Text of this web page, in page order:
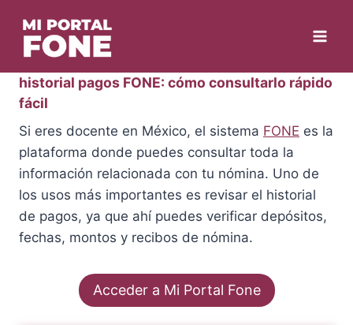
content
historial pagos FONE: cómo consultarlo rápido
fácil
Si eres docente en México, el sistema FONE es la
plataforma donde puedes consultar toda la
información relacionada con tu nómina. Uno de
los usos más importantes es revisar el historial
de pagos, ya que ahí puedes verificar depósitos,
fechas, montos y recibos de nómina.
Acceder a Mi Portal Fone